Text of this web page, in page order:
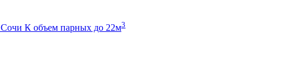
Сочи К объем парных до 22м3